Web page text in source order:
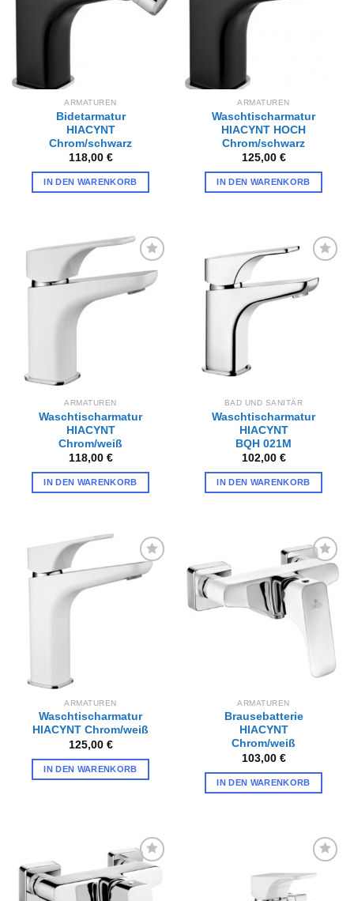
ARMATUREN
Bidetarmatur
HIACYNT
Chrom/schwarz
118,00 €
IN DEN WARENKORB
ARMATUREN
Waschtischarmatur
HIACYNT HOCH
Chrom/schwarz
125,00 €
IN DEN WARENKORB
Zur
Wunschliste
hinzufügen
ARMATUREN
Waschtischarmatur
HIACYNT
Chrom/weiß
118,00 €
IN DEN WARENKORB
Wunschliste
hinzufügen
BAD UND SANITÄR
Waschtischarmatur
HIACYNT
BQH 021M
102,00 €
IN DEN WARENKORB
Zur
Wunschliste
ARMATUREN
Waschtischarmatur
HIACYNT Chrom/weiß
125,00 €
IN DEN WARENKORB
Zur
Wunschliste
hinzufügen
ARMATUREN
Brausebatterie
HIACYNT
Chrom/weiß
103,00 €
IN DEN WARENKORB
Zur
Wunschliste
hinzufügen
Zur
Wunschliste
hinzufügen